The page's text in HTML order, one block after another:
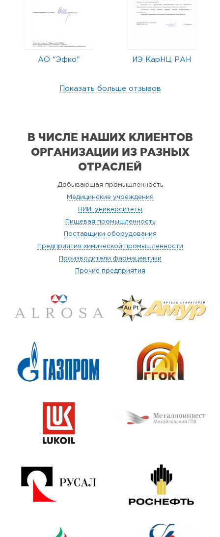
АО "Эфко" ИЭ КарНЦ РАН
Показать больше отзывов
В ЧИСЛЕ НАШИХ КЛИЕНТОВ
ОРГАНИЗАЦИИ ИЗ РАЗНЫХ
ОТРАСЛЕЙ
Добывающая промышленность
Медицинские учреждения
НИИ, университеты
Пищевая промышленность
Поставщики оборудования
Предприятия химической промышленности
Производители фармацевтики
Прочие предприятия